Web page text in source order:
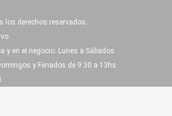
los derechos reservados.
y en el negocio: Lunes a Sábados
y Feriados de 9:30 a 13hs